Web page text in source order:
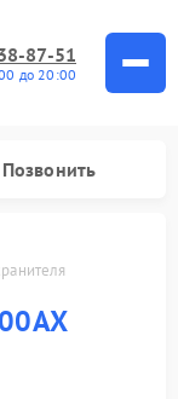
87-51
до 20:00
Позвонить